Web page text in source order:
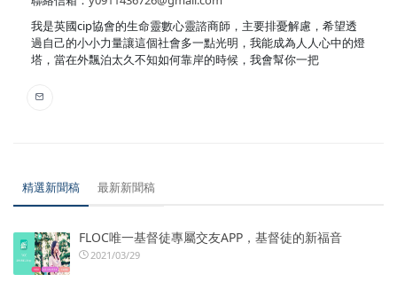
我是英國cip協會的生命靈數心靈諮商師，主要排憂解慮，希望透
過自己的小小力量讓這個社會多一點光明，我能成為人人心中的燈
塔，當在外飄泊太久不知如何靠岸的時候，我會幫你一把
精選新聞稿 最新新聞稿
FLOC唯一基督徒專屬交友APP，基督徒的新福音
2021/03/29